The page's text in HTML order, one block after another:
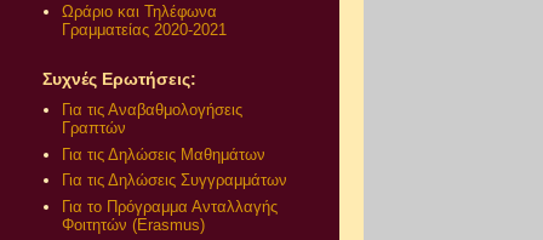
Ωράριο και Τηλέφωνα
Γραμματείας 2020-2021
Συχνές Ερωτήσεις:
Για τις Αναβαθμολογήσεις
Γραπτών
Για τις Δηλώσεις Μαθημάτων
Για τις Δηλώσεις Συγγραμμάτων
Για το Πρόγραμμα Ανταλλαγής
Φοιτητών (Erasmus)